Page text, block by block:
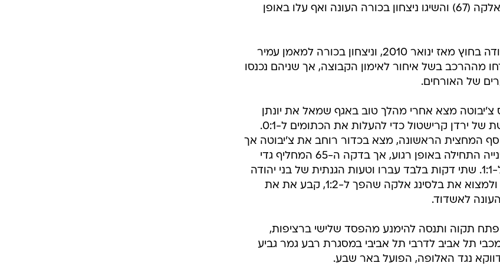
הודות לשערים של גדי קינדה (65) ובלסינג אלקה (67) והשיגו ניצחון בכורה העונה ואף עלו באופן
מדובר בניצחון ראשון של אשדוד על בני יהודה בחוץ מאז ינואר 2010, וניצחון בכורה למאמן עמיר
מההרכב בשל איחור לאימון הקבוצה, אך שניהם נכנסו
של האורחים.
בסערה ובדקה ה-10 מאוויס צ'יבוטה מצא אחרי מהלך טוב באגף שמאל את יונתן
כהן, שהשתחרר יפה ובעט עם רגל ימין לרשת של ירדן קרישטול כדי להעלות את הכתומים ל-0:1.
סף המחצית הראשונה, מצא בכדור רוחב את צ'יבוטה אך
החלוץ מצא רק את המשקוף. המחצית השנייה התחילה באופן רגוע, אך בדקה ה-65 המחליף גדי
קינדה הימם בעיטה נפלאה לחיבורים ואיזן ל-1:1. שתי דקות בלבד עברו וטעות הגנתית של בני יהודה
איפשרה למאוריסיו לדהור כל הדרך לשער ולמצוא את בלסינג אלקה שהפך ל-1:2, קבע את את
לאשדוד.
תקוה ותנסה להימנע מהפסד שלישי ברציפות,
תל אביב לדרבי תל אביבי במסגרת רבע גמר גביע
נגד האלופה, הפועל באר שבע.